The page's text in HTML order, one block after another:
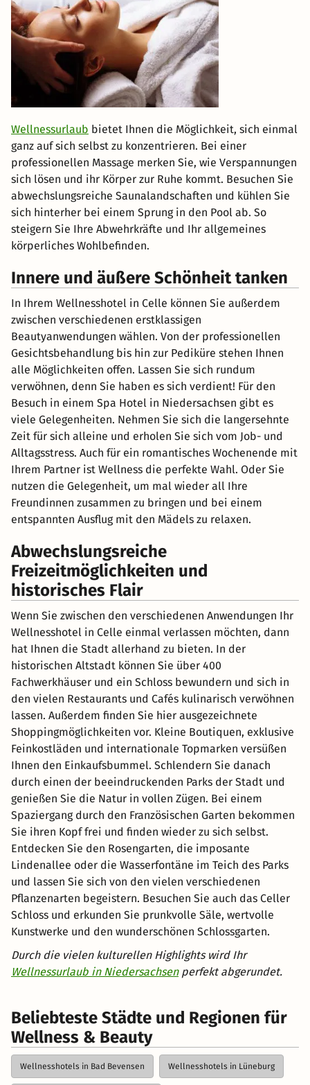
Wellnessurlaub bietet Ihnen die Möglichkeit, sich einmal
ganz auf sich selbst zu konzentrieren. Bei einer
professionellen Massage merken Sie, wie Verspannungen
sich lösen und ihr Körper zur Ruhe kommt. Besuchen Sie
abwechslungsreiche Saunalandschaften und kühlen Sie
sich hinterher bei einem Sprung in den Pool ab. So
steigern Sie Ihre Abwehrkräfte und Ihr allgemeines
körperliches Wohlbefinden.
Innere und äußere Schönheit tanken
In Ihrem Wellnesshotel in Celle können Sie außerdem
zwischen verschiedenen erstklassigen
Beautyanwendungen wählen. Von der professionellen
Gesichtsbehandlung bis hin zur Pediküre stehen Ihnen
alle Möglichkeiten offen. Lassen Sie sich rundum
verwöhnen, denn Sie haben es sich verdient! Für den
Besuch in einem Spa Hotel in Niedersachsen gibt es
viele Gelegenheiten. Nehmen Sie sich die langersehnte
Zeit für sich alleine und erholen Sie sich vom Job- und
Alltagsstress. Auch für ein romantisches Wochenende mit
Ihrem Partner ist Wellness die perfekte Wahl. Oder Sie
nutzen die Gelegenheit, um mal wieder all Ihre
Freundinnen zusammen zu bringen und bei einem
entspannten Ausflug mit den Mädels zu relaxen.
Abwechslungsreiche
Freizeitmöglichkeiten und
historisches Flair
Wenn Sie zwischen den verschiedenen Anwendungen Ihr
Wellnesshotel in Celle einmal verlassen möchten, dann
hat Ihnen die Stadt allerhand zu bieten. In der
historischen Altstadt können Sie über 400
Fachwerkhäuser und ein Schloss bewundern und sich in
den vielen Restaurants und Cafés kulinarisch verwöhnen
lassen. Außerdem finden Sie hier ausgezeichnete
Shoppingmöglichkeiten vor. Kleine Boutiquen, exklusive
Feinkostläden und internationale Topmarken versüßen
Ihnen den Einkaufsbummel. Schlendern Sie danach
durch einen der beeindruckenden Parks der Stadt und
genießen Sie die Natur in vollen Zügen. Bei einem
Spaziergang durch den Französischen Garten bekommen
Sie ihren Kopf frei und finden wieder zu sich selbst.
Entdecken Sie den Rosengarten, die imposante
Lindenallee oder die Wasserfontäne im Teich des Parks
und lassen Sie sich von den vielen verschiedenen
Pflanzenarten begeistern. Besuchen Sie auch das Celler
Schloss und erkunden Sie prunkvolle Säle, wertvolle
Kunstwerke und den wunderschönen Schlossgarten.
Durch die vielen kulturellen Highlights wird Ihr
Wellnessurlaub in Niedersachsenperfekt abgerundet.
Beliebteste Städte und Regionen für
Wellness & Beauty
Wellnesshotels in Bad Bevensen Wellnesshotels in Lüneburg